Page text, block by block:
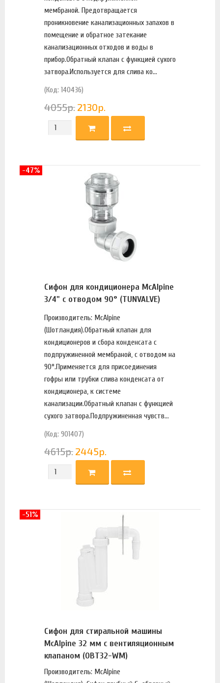
мембраной. Предотвращается
проникновение канализационных запахов в
помещение и обратное затекание
канализационных отходов и воды в
прибор.Обратный клапан с функцией сухого
затвора.Используется для слива ко...
(Код: 140436)
4055р. 2130р.
Сифон для кондиционера McAlpine
3/4" с отводом 90° (TUNVALVE)
Производитель: McAlpine
(Шотландия).Обратный клапан для
кондиционеров и сбора конденсата с
подпружиненной мембраной, с отводом на
90°.Применяется для присоединения
гофры или трубки слива конденсата от
кондиционера, к системе
канализации.Обратный клапан с функцией
сухого затвора.Подпружиненная чувств...
(Код: 901407)
4615р. 2445р.
-47%
Сифон для стиральной машины
McAlpine 32 мм с вентиляционным
клапаном (OBT32-WM)
Производитель: McAlpine
-51%